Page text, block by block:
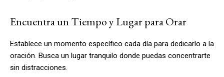
Encuentra un Tiempo y Lugar para Orar
Establece un momento específico cada día para dedicarlo a la
oración. Busca un lugar tranquilo donde puedas concentrarte
sin distracciones.